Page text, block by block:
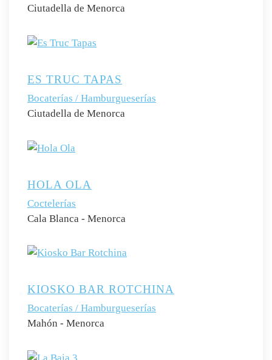
Ciutadella de Menorca
ES TRUC TAPAS
Bocaterías / Hamburgueserías
Ciutadella de Menorca
HOLA OLA
Coctelerías
Cala Blanca - Menorca
KIOSKO BAR ROTCHINA
Bocaterías / Hamburgueserías
Mahón - Menorca